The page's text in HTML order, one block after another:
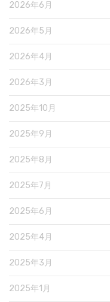
2026年6月
2026年5月
2026年4月
2026年3月
2025年10月
2025年9月
2025年8月
2025年7月
2025年6月
2025年4月
2025年3月
2025年1月